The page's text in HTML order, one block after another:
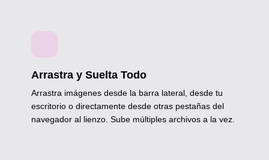
Arrastra y Suelta Todo
Arrastra imágenes desde la barra lateral, desde tu
escritorio o directamente desde otras pestañas del
navegador al lienzo. Sube múltiples archivos a la vez.